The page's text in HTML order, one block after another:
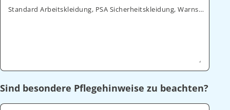
Standard Arbeitskleidung, PSA Sicherheitskleidung, Warnschutz, ESD
Sind besondere Pflegehinweise zu beachten?